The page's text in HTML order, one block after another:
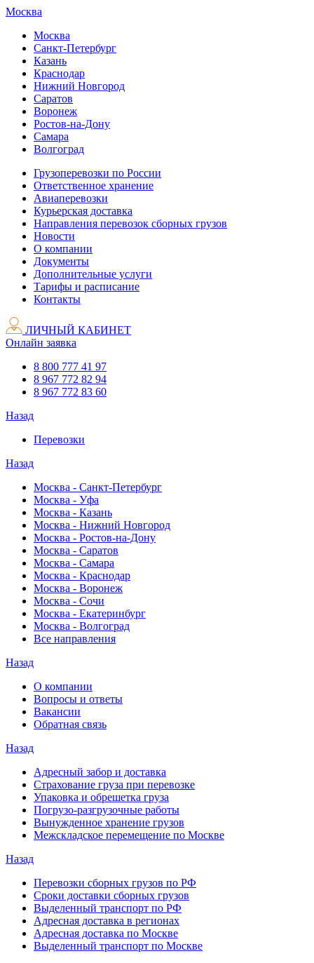
Москва
Москва
Санкт-Петербург
Казань
Краснодар
Нижний Новгород
Саратов
Воронеж
Ростов-на-Дону
Самара
Волгоград
Грузоперевозки по России
Ответственное хранение
Авиаперевозки
Курьерская доставка
Направления перевозок сборных грузов
Новости
О компании
Документы
Дополнительные услуги
Тарифы и расписание
Контакты
ЛИЧНЫЙ КАБИНЕТ
Онлайн заявка
8 800 777 41 97
8 967 772 82 94
8 967 772 83 60
Назад
Перевозки
Назад
Москва - Санкт-Петербург
Москва - Уфа
Москва - Казань
Москва - Нижний Новгород
Москва - Ростов-на-Дону
Москва - Саратов
Москва - Самара
Москва - Краснодар
Москва - Воронеж
Москва - Сочи
Москва - Екатеринбург
Москва - Волгоград
Все направления
Назад
О компании
Вопросы и ответы
Вакансии
Обратная связь
Назад
Адресный забор и доставка
Страхование груза при перевозке
Упаковка и обрешетка груза
Погрузо-разгрузочные работы
Вынужденное хранение грузов
Межскладское перемещение по Москве
Назад
Перевозки сборных грузов по РФ
Сроки доставки сборных грузов
Выделенный транспорт по РФ
Адресная доставка в регионах
Адресная доставка по Москве
Выделенный транспорт по Москве